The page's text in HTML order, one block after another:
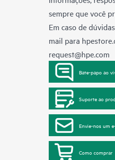
sempre que você
Em caso de
mail para
request@hpe.com
Bate-papo ao
Suporte ao
Envie-nos um
Como comprar